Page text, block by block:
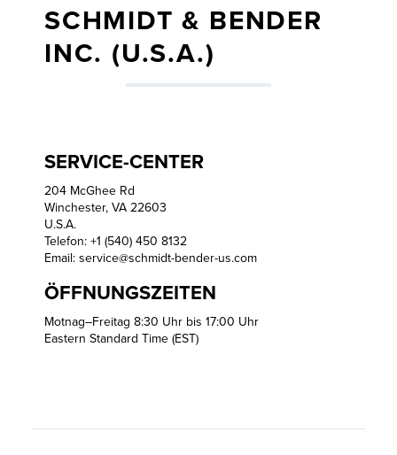
SCHMIDT & BENDER
INC. (U.S.A.)
SERVICE-CENTER
204 McGhee Rd
Winchester, VA 22603
U.S.A.
Telefon: +1 (540) 450 8132
Email: service@schmidt-bender-us.com
ÖFFNUNGSZEITEN
Motnag–Freitag 8:30 Uhr bis 17:00 Uhr
Eastern Standard Time (EST)